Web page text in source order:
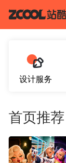
设计服务
首页推荐